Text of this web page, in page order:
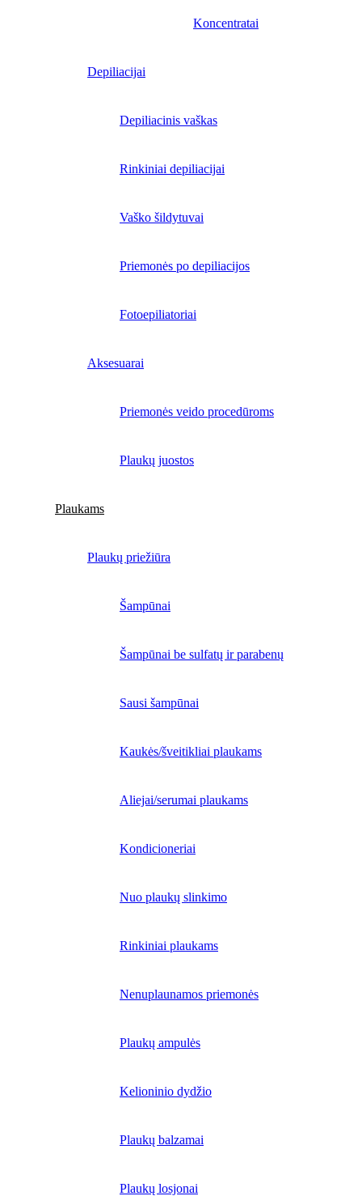
Koncentratai
Depiliacijai
Depiliacinis vaškas
Rinkiniai depiliacijai
Vaško šildytuvai
Priemonės po depiliacijos
Fotoepiliatoriai
Aksesuarai
Priemonės veido procedūroms
Plaukų juostos
Plaukams
Plaukų priežiūra
Šampūnai
Šampūnai be sulfatų ir parabenų
Sausi šampūnai
Kaukės/šveitikliai plaukams
Aliejai/serumai plaukams
Kondicioneriai
Nuo plaukų slinkimo
Rinkiniai plaukams
Nenuplaunamos priemonės
Plaukų ampulės
Kelioninio dydžio
Plaukų balzamai
Plaukų losjonai